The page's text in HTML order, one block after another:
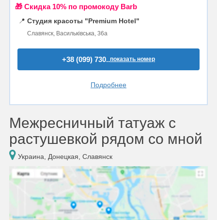
🎁 Cкидка 10% по промокоду Barb
📍 Студия красоты "Premium Hotel"
Славянск, Васильківська, 36а
+38 (099) 730..показать номер
Подробнее
Межресничный татуаж с
растушевкой рядом со мной
Украина, Донецкая, Славянск